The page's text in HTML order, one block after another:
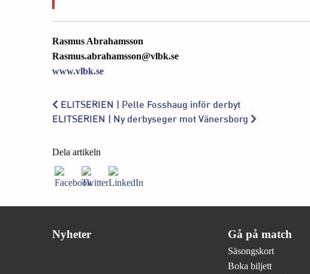
Rasmus Abrahamsson
Rasmus.abrahamsson@vlbk.se
www.vlbk.se
ELITSERIEN | Pelle Fosshaug inför derbyt
ELITSERIEN | Ny derbyseger mot Vänersborg
Dela artikeln
Nyheter Gå på match
Säsongskort
Boka biljett